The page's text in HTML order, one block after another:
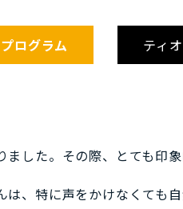
プログラム ティ
した。その際、とても印象
、特に声をかけなくても